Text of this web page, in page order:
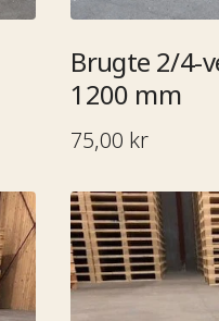
Brugte 2/4-
1200 mm​​​​‌ ‍ ​‍​‍‌‍ ‌ ​‍‌‍‍‌‌‍‌ ‌‍‍‌‌‍ ‍​‍​‍​ ‍‍​‍​‍‌ ​ ‌‍​‌‌‍ ‍‌‍‍‌‌ ‌​‌ ‍‌​‍ ‍‌‍‍‌‌‍ ​‍​‍​‍ ​​‍​‍‌‍‍​‌ ​‍‌‍‌‌‌‍‌‍​‍​‍​ ‍‍​‍​‍‌ ​ ‌ ‌‌‌ ​​‌‍‌‌‌ ​‍​‍ ‌‌‍ ​‌‍ ‌‍‌ ‌‍‍‌‌‍ ‍​‍ ‌‍‍‌‌‍ ‍‌ ‌​‌‍‌‌‌‍ ‍‌ ‌​​‍ ‌‍‌‌‌‍‌​‌‍‍‌‌ ‌​​‍ ‌‍ ‌‌‍ ‌‍‌​‌‍‌‌​ ‌‌ ​​‌ ​‍‌‍‌‌‌ ​ ‌‍‌‌‌‍ ‍‌ ‌​‌‍​‌‌ ‌​‌‍‍‌‌‍ ‌‍ ‍​ ‍ ‌‍‍‌‌‍‌​​ ‌‌ ​ ‌‍‍​‌‍ ‌ ​​‌‍‍‌‌‍‌‍‌ ‍‌‌‌​​‌ ​‍‌‍ ‌‍‌​‌ ‌‌‌‍​ ‌ ‌​​‍ ‌​ ‌‍​ ‍​​ ​‌​ ‍​​ ​​​ ‍​​ ​​​ ​‍​ ​‍​ ‌ ​ ‌‌​ ​ ​ ‌‌​ ‍ ‌ ‌​‌ ‍‌‌ ​​‌‍‌‌​ ‌‌ ​​‌ ​‍‌‍ ‌‍‌​‌ ‌‌‌‍​ ‌ ‌​​ ‍ ‌ ​​‌‍​‌‌ ‌​‌‍‍​​ ‌‌ ​ ‌ ‌​‌‍ ‌ ​‍‌‍‌‌​‍ ‍‌ ‌​‌‍‍‌‌ ‌​‌‍ ​‌‍‌‌​ ‌‍​‍‌‍​‌‌ ​ ‌‍‌‌‌‌‌‌‌ ​‍‌‍ ​​ ‌‌ ​ ‌ ‌‌‌ ​​‌‍‌‌‌ ​‍​‍ ‌‌‍ ​‌‍ ‌‍‌ ‌‍‍‌‌‍ ‍​‍‌‍‌‍‍‌‌‍‌​​ ‌‌ ​ ‌‍‍​‌‍ ‌ ​​‌‍‍‌‌‍‌‍‌ ‍‌‌‌​​‌ ​‍‌‍ ‌‍‌​‌ ‌‌‌‍​ ‌ ‌​​‍ ‌​ ‌‍​ ‍​​ ​‌​ ‍​​ ​​​ ‍​​ ​​​ ​‍​ ​‍​ ‌ ​ ‌‌​ ​ ​ ‌‌​‍‌‍‌ ‌​‌ ‍‌‌ ​​‌‍‌‌​ ‌‌ ​​‌ ​‍‌‍ ‌‍‌​‌ ‌‌‌‍​ ‌ ‌​​‍‌‍‌ ​​‌‍​‌‌ ‌​‌‍‍​​ ‌‌ ​ ‌ ‌​‌‍ ‌ ​‍‌‍‌‌​‍ ‍‌ ‌​‌‍‍‌‌ ‌​‌‍ ​‌‍‌‌​‍‌‍‌ ​​‌‍‌‌‌ ​‍‌ ​ ‌ ​​‌‍‌‌‌‍​ ‌ ‌​‌‍‍‌‌ ‌‍‌‍‌‌​ ‌‌ ​​‌ ‌‌‌‍​‍‌‍ ​‌‍‍‌‌ ​ ‌‍‍​‌‍‌‌‌‍‌​​‍​‍‌ ‌
75,00 kr